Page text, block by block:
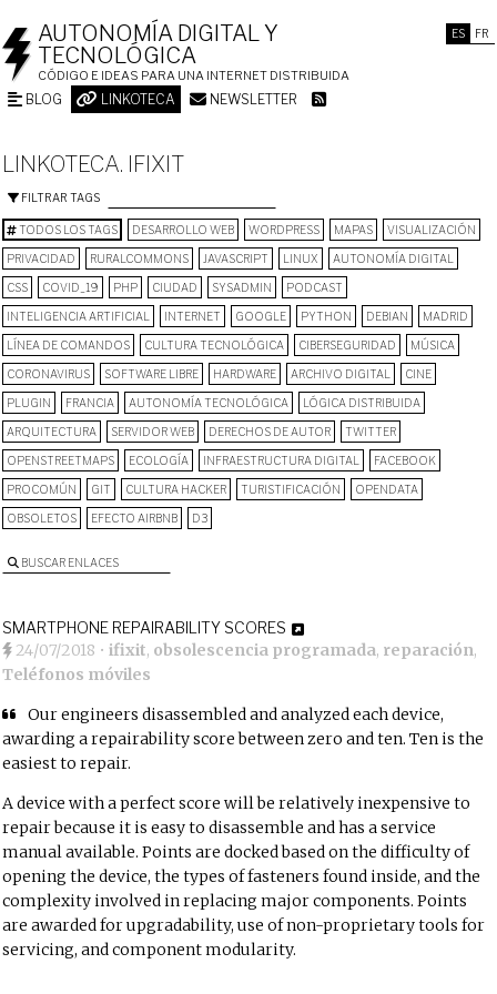
ES FR
AUTONOMÍA DIGITAL Y
TECNOLÓGICA
CÓDIGO E IDEAS PARA UNA INTERNET DISTRIBUIDA
BLOG LINKOTECA NEWSLETTER
LINKOTECA. IFIXIT
FILTRAR TAGS
TODOS LOS TAGS DESARROLLO WEB WORDPRESS MAPAS VISUALIZACIÓN
PRIVACIDAD RURALCOMMONS JAVASCRIPT LINUX AUTONOMÍA DIGITAL
CSS COVID_19 PHP CIUDAD SYSADMIN PODCAST
INTELIGENCIA ARTIFICIAL INTERNET GOOGLE PYTHON DEBIAN MADRID
LÍNEA DE COMANDOS CULTURA TECNOLÓGICA CIBERSEGURIDAD MÚSICA
CORONAVIRUS SOFTWARE LIBRE HARDWARE ARCHIVO DIGITAL CINE
PLUGIN FRANCIA AUTONOMÍA TECNOLÓGICA LÓGICA DISTRIBUIDA
ARQUITECTURA SERVIDOR WEB DERECHOS DE AUTOR TWITTER
OPENSTREETMAPS ECOLOGÍA INFRAESTRUCTURA DIGITAL FACEBOOK
PROCOMÚN GIT CULTURA HACKER TURISTIFICACIÓN OPENDATA
OBSOLETOS EFECTO AIRBNB D3
BUSCAR ENLACES
SMARTPHONE REPAIRABILITY SCORES
24/07/2018 •ifixit, obsolescencia programada, reparación,
Teléfonos móviles
Our engineers disassembled and analyzed each device,
awarding a repairability score between zero and ten. Ten is the
easiest to repair.
A device with a perfect score will be relatively inexpensive to
repair because it is easy to disassemble and has a service
manual available. Points are docked based on the difficulty of
opening the device, the types of fasteners found inside, and the
complexity involved in replacing major components. Points
are awarded for upgradability, use of non-proprietary tools for
servicing, and component modularity.